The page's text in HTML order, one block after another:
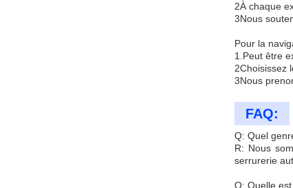
2À chaque
3Nous
Pour la
1.Peut être
2Choisissez
3Nous
FAQ:
Q: Quel
R: Nous
serrurerie
Q: Quelle